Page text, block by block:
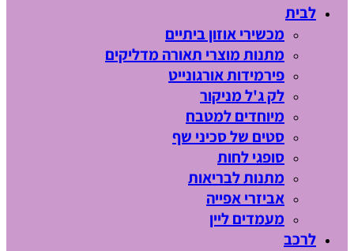
לבית
מכשירי אוזון ביתיים
מתנות מוצרי תאורה מדליקים
פירמידות אורגונייט
לק ג'ל מניקור
מיוחדים למטבח
סטים של סכיני שף
סופגי לחות
מתנות לבריאות
אביזרי אפייה
מעמדים ליין
לרכב